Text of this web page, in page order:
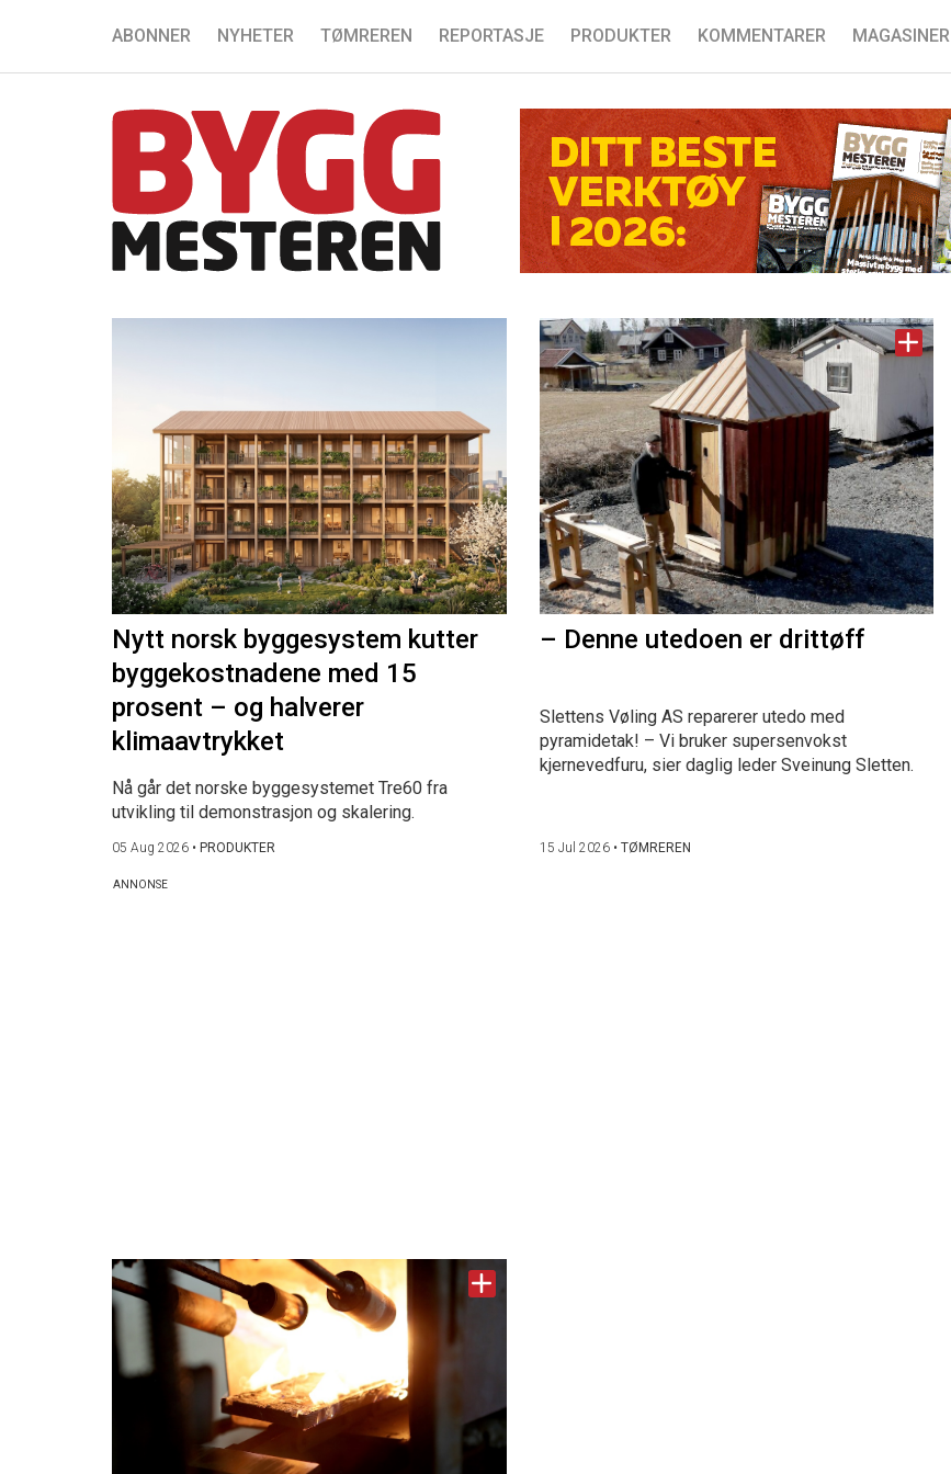
ABONNER NYHETER TØMREREN REPORTASJE PRODUKTER KOMMENTARER MAGASINER
Nytt norsk byggesystem kutter
byggekostnadene med 15
prosent – og halverer
klimaavtrykket
Nå går det norske byggesystemet Tre60 fra
utvikling til demonstrasjon og skalering.
05 Aug 2026 • PRODUKTER
– Denne utedoen er drittøff
Slettens Vøling AS reparerer utedo med
pyramidetak! – Vi bruker supersenvokst
kjernevedfuru, sier daglig leder Sveinung Sletten.
15 Jul 2026• TØMREREN